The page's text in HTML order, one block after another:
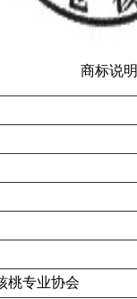
商标说明
桃专业协会